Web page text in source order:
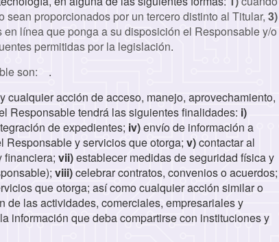
sean proporcionados por un tercero distinto al Titular, 3)
línea que ponga a su disposición el Responsable y/o
permitidas por la legislación.
son: .
acción de acceso, manejo, aprovechamiento,
Responsable tendrá las siguientes finalidades: i)
de expedientes; iv)envío de información a
y servicios que otorga; v)contactar al
financiera; vii)establecer medidas de seguridad física y
viii)celebrar contratos, convenios o acuerdos;
que otorga; así como cualquier acción similar o
las actividades, comerciales, empresariales y
información que deba compartirse con instituciones y